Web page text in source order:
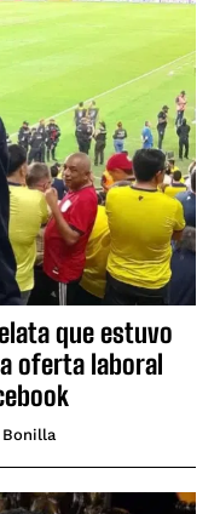
que estuvo
oferta laboral